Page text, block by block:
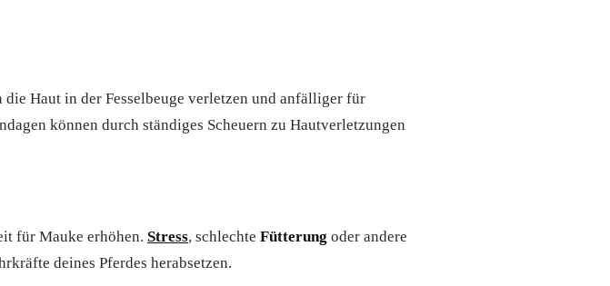
Haut in der Fesselbeuge verletzen und anfälliger für
können durch ständiges Scheuern zu Hautverletzungen
für Mauke erhöhen. Stress, schlechte Fütterung oder andere
deines Pferdes herabsetzen.